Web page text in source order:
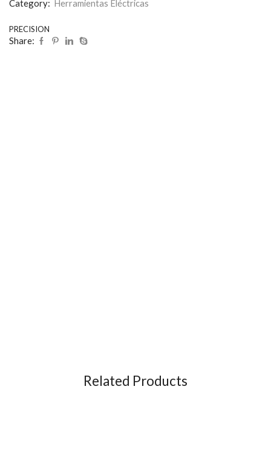
Category: Herramientas Eléctricas
PRECISION
Share:
Related Products